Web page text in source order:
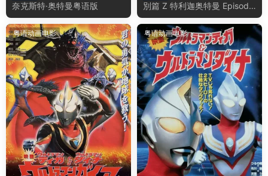
奈克斯特·奥特曼粤语版
別篇 Z 特利迦奥特曼 Episode
Z粤语版
粤语动画电影 粤语动画电影